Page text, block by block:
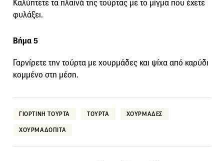
Καλύπτετε τα πλαϊνά της τούρτας με το μίγμα που έχετε
φυλάξει.
Βήμα 5
Γαρνίρετε την τούρτα με χουρμάδες και ψίχα από καρύδι
κομμένο στη μέση.
ΓΙΟΡΤΙΝΗ ΤΟΥΡΤΑ ΤΟΥΡΤΑ ΧΟΥΡΜΑΔΕΣ
ΧΟΥΡΜΑΔΟΠΙΤΑ